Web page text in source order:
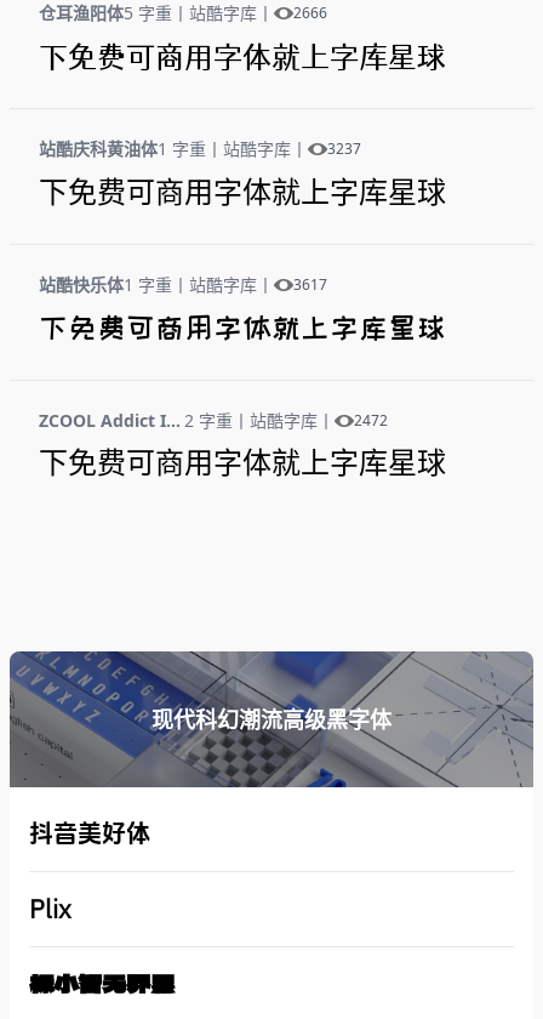
仓耳渔阳体5 字重 丨 站酷字库 丨 2666
下免费可商用字体就上字库星球
站酷庆科黄油体1 字重 丨 站酷字库 丨 3237
下免费可商用字体就上字库星球
站酷快乐体1 字重 丨 站酷字库 丨 3617
下免费可商用字体就上字库星球
ZCOOL Addict Italic 2 字重 丨 站酷字库 丨 2472
下免费可商用字体就上字库星球
现代科幻潮流高级黑字体
抖音美好体
Plix
标小智无界黑